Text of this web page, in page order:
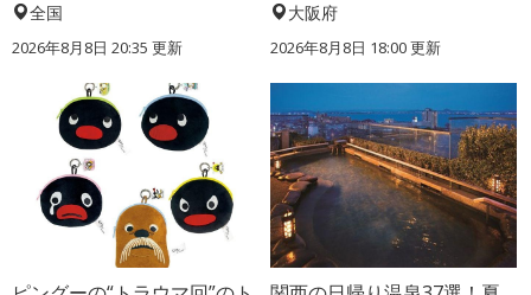
全国
2026年8月8日 20:35 更新
大阪府
2026年8月8日 18:00更新